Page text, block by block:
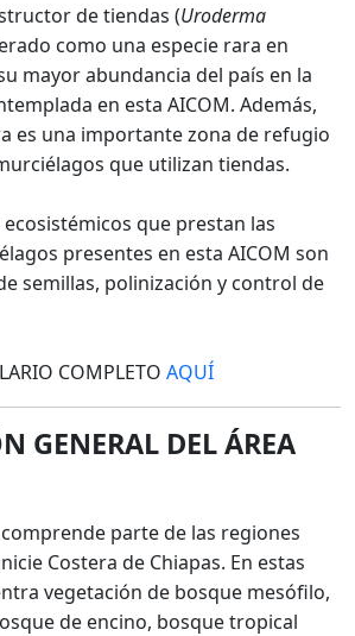
de tiendas (Uroderma
como una especie rara en
mayor abundancia del país en la
en esta AICOM. Además,
es una importante zona de refugio
que utilizan tiendas.
que prestan las
presentes en esta AICOM son
semillas, polinización y control de
COMPLETO AQUÍ
GENERAL DEL ÁREA
parte de las regiones
Costera de Chiapas. En estas
vegetación de bosque mesófilo,
de encino, bosque tropical